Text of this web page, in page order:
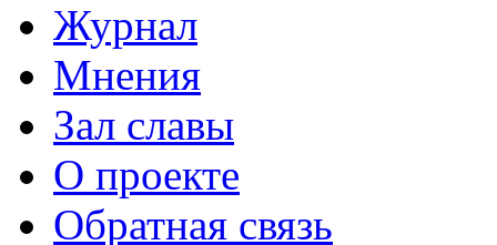
Журнал
Мнения
Зал славы
О проекте
Обратная связь